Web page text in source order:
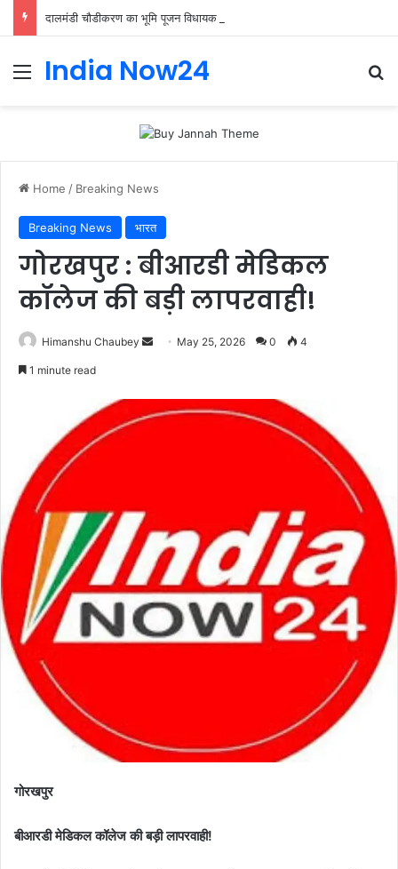
दालमंडी चौडीकरण का भूमि पूजन विधायक डॉ. नीलकंठ तिवारी द्वारा किया गया
India Now24
Home / Breaking News
Breaking News भारत
गोरखपुर : बीआरडी मेडिकल
कॉलेज की बड़ी लापरवाही!
Himanshu Chaubey May 25, 2026 0 4
1 minute read
गोरखपुर
बीआरडी मेडिकल कॉलेज की बड़ी लापरवाही!